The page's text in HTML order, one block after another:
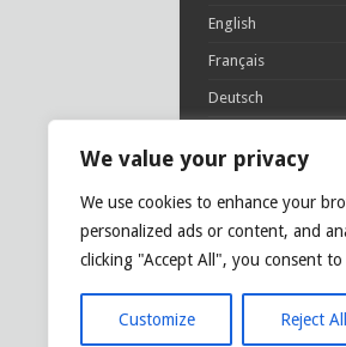
We value your privacy
We use cookies to enhance your
personalized ads or content, and
clicking "Accept All", you consent
Customize Reject All
English
Français
Deutsch
Português
Polski
Glória Patri, et
princípio, et nunc
sæculórum. Amen.